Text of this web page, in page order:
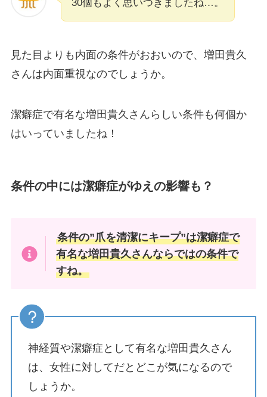
30個もよく思いつきましたね…。
見た目よりも内面の条件がおおいので、増田貴久
さんは内面重視なのでしょうか。
潔癖症で有名な増田貴久さんらしい条件も何個か
はいっていましたね！
条件の中には潔癖症がゆえの影響も？
条件の”爪を清潔にキープ”は潔癖症で
有名な増田貴久さんならではの条件で
すね。
神経質や潔癖症として有名な増田貴久さん
は、女性に対してだとどこが気になるので
しょうか。